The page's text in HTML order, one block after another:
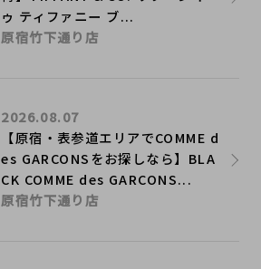
ゥ ティファニー ブ...
原宿竹下通り店
【原宿・表参道エリアでCOMME d
es GARCONSをお探しなら】BLA
CK COMME des GARCONS...
2026.08.07
原宿竹下通り店